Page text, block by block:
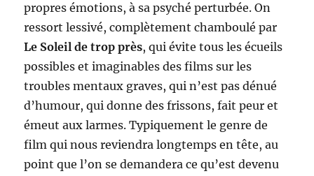
propres émotions, à sa psyché perturbée. On
ressort lessivé, complètement chamboulé par
Le Soleil de trop près, qui évite tous les écueils
possibles et imaginables des films sur les
troubles mentaux graves, qui n’est pas dénué
d’humour, qui donne des frissons, fait peur et
émeut aux larmes. Typiquement le genre de
film qui nous reviendra longtemps en tête, au
point que l’on se demandera ce qu’est devenu